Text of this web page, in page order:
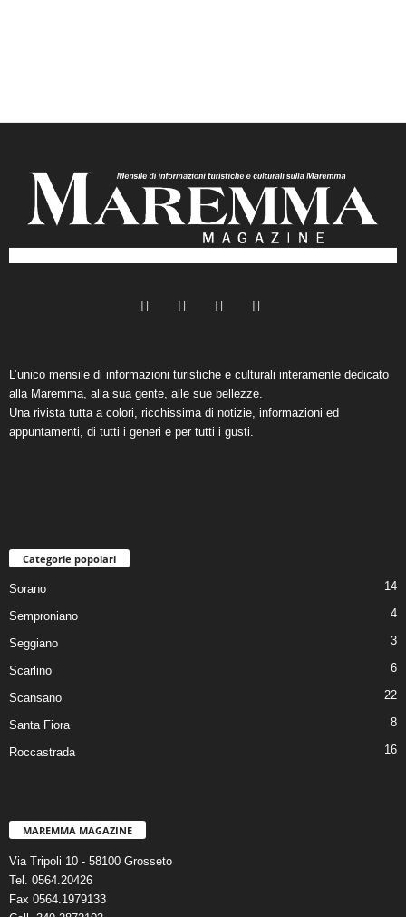
L’unico mensile di informazioni turistiche e culturali interamente dedicato
alla Maremma, alla sua gente, alle sue bellezze.
Una rivista tutta a colori, ricchissima di notizie, informazioni ed
appuntamenti, di tutti i generi e per tutti i gusti.
Categorie popolari
Sorano 14
Semproniano 4
Seggiano 3
Scarlino 6
Scansano 22
Santa Fiora 8
Roccastrada 16
MAREMMA MAGAZINE
Via Tripoli 10 - 58100 Grosseto
Tel. 0564.20426
Fax 0564.1979133